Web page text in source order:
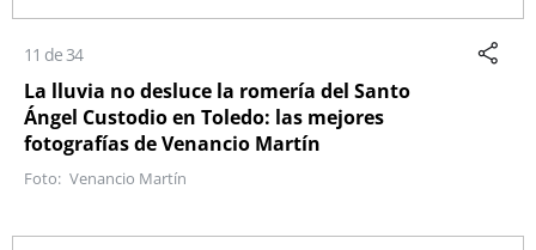
11 de 34
La lluvia no desluce la romería del Santo
Ángel Custodio en Toledo: las mejores
fotografías de Venancio Martín
Venancio Martín